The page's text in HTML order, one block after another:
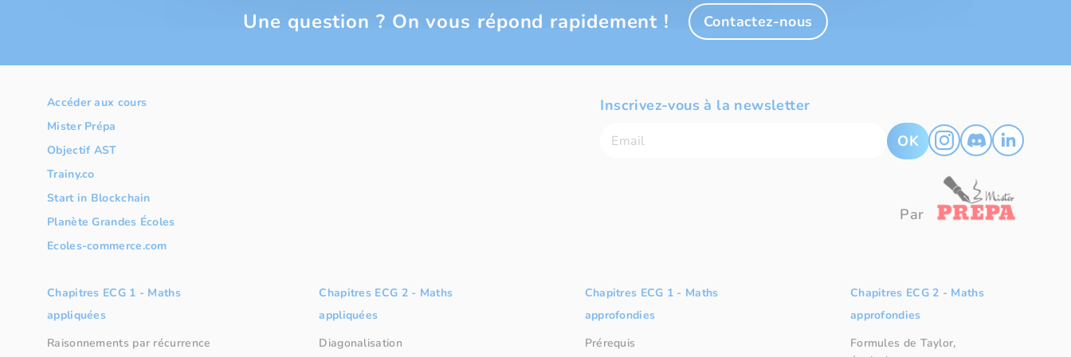
Une question ? On vous répond rapidement ! Contactez-nous
Accéder aux cours
Mister Prépa
Objectif AST
Trainy.co
Start in Blockchain
Planète Grandes Écoles
Ecoles-commerce.com
Chapitres ECG 1 - Maths
appliquées
Raisonnements par récurrence
Chapitres ECG 2 - Maths
appliquées
Diagonalisation
Chapitres ECG 1 - Maths
approfondies
Prérequis
Chapitres ECG 2 - Maths
approfondies
Formules de Taylor,
Inscrivez-vous à la newsletter
OK
Par